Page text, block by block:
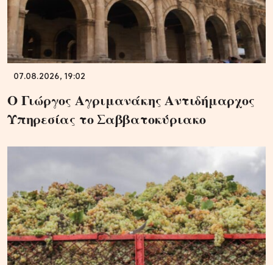
07.08.2026, 19:02
Ο Γιώργος Αγριμανάκης Αντιδήμαρχος
Υπηρεσίας το Σαββατοκύριακο